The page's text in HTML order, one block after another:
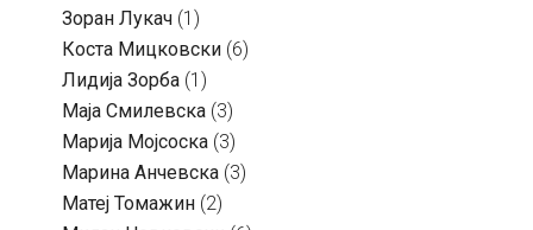
Зоран Лукач (1)
Коста Мицковски (6)
Лидија Зорба (1)
Маја Смилевска (3)
Марија Мојсоска (3)
Марина Анчевска (3)
Матеј Томажин (2)